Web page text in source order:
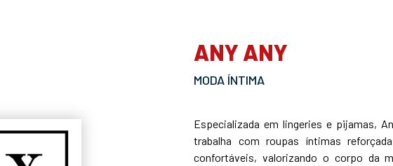
ANY ANY
MODA ÍNTIMA
Especializada em lingeries e pijamas,
trabalha com roupas íntimas
confortáveis, valorizando o corpo da